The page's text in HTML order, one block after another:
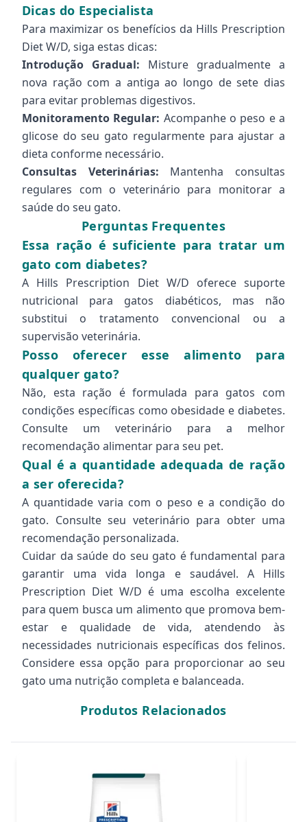
Dicas do Especialista
Para maximizar os benefícios da Hills Prescription
Diet W/D, siga estas dicas:
Introdução Gradual: Misture gradualmente a
nova ração com a antiga ao longo de sete dias
para evitar problemas digestivos.
Monitoramento Regular: Acompanhe o peso e a
glicose do seu gato regularmente para ajustar a
dieta conforme necessário.
Consultas Veterinárias: Mantenha consultas
regulares com o veterinário para monitorar a
saúde do seu gato.
Perguntas Frequentes
Essa ração é suficiente para tratar um
gato com diabetes?
A Hills Prescription Diet W/D oferece suporte
nutricional para gatos diabéticos, mas não
substitui o tratamento convencional ou a
supervisão veterinária.
Posso oferecer esse alimento para
qualquer gato?
Não, esta ração é formulada para gatos com
condições específicas como obesidade e diabetes.
Consulte um veterinário para a melhor
recomendação alimentar para seu pet.
Qual é a quantidade adequada de ração
a ser oferecida?
A quantidade varia com o peso e a condição do
gato. Consulte seu veterinário para obter uma
recomendação personalizada.
Cuidar da saúde do seu gato é fundamental para
garantir uma vida longa e saudável. A Hills
Prescription Diet W/D é uma escolha excelente
para quem busca um alimento que promova bem-
estar e qualidade de vida, atendendo às
necessidades nutricionais específicas dos felinos.
Considere essa opção para proporcionar ao seu
gato uma nutrição completa e balanceada.
Produtos Relacionados